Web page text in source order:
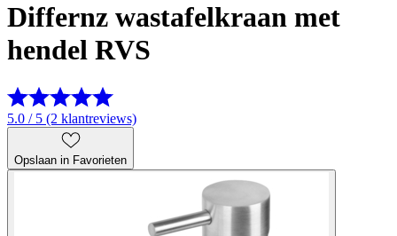
Differnz wastafelkraan met
hendel RVS
5.0 / 5 (2 klantreviews)
Opslaan in Favorieten